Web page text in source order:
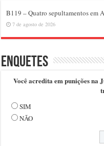
B119 – Quatro sepultamentos em
7 de agosto de 2026
Enquetes
Você acredita em punições na
SIM
NÃO